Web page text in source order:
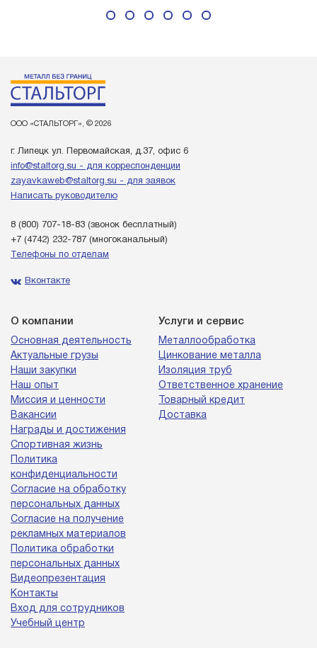
ООО «СТАЛЬТОРГ», © 2026
г. Липецк ул. Первомайская, д.37, офис 6
info@staltorg.su - для корреспонденции
zayavkaweb@staltorg.su - для заявок
Написать руководителю
8 (800) 707-18-83 (звонок бесплатный)
+7 (4742) 232-787 (многоканальный)
Телефоны по отделам
Вконтакте
О компании
Основная деятельность
Актуальные грузы
Наши закупки
Наш опыт
Миссия и ценности
Вакансии
Награды и достижения
Спортивная жизнь
Политика
конфиденциальности
Согласие на обработку
персональных данных
Согласие на получение
рекламных материалов
Политика обработки
персональных данных
Видеопрезентация
Контакты
Вход для сотрудников
Учебный центр
Услуги и сервис
Металлообработка
Цинкование металла
Изоляция труб
Ответственное хранение
Товарный кредит
Доставка